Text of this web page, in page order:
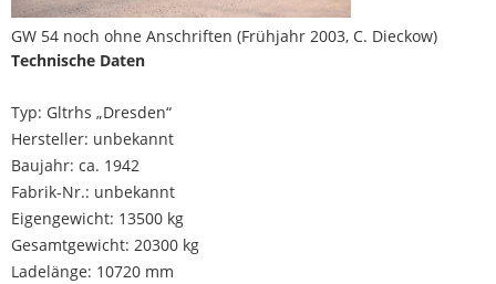
GW 54 noch ohne Anschriften (Frühjahr 2003, C. Dieckow)
Technische Daten
Typ: Gltrhs „Dresden“
Hersteller: unbekannt
Baujahr: ca. 1942
Fabrik-Nr.: unbekannt
Eigengewicht: 13500 kg
Gesamtgewicht: 20300 kg
Ladelänge: 10720 mm